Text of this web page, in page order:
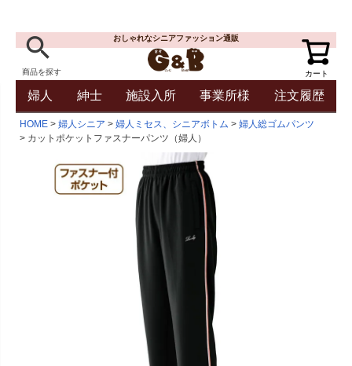
商品を探す
おしゃれなシニアファッション通販
カート
婦人 紳士 施設入所 事業所様 注文履歴
HOME 婦人シニア 婦人ミセス、シニアボトム
婦人総ゴムパンツ
カットポケットファスナーパンツ（婦人）